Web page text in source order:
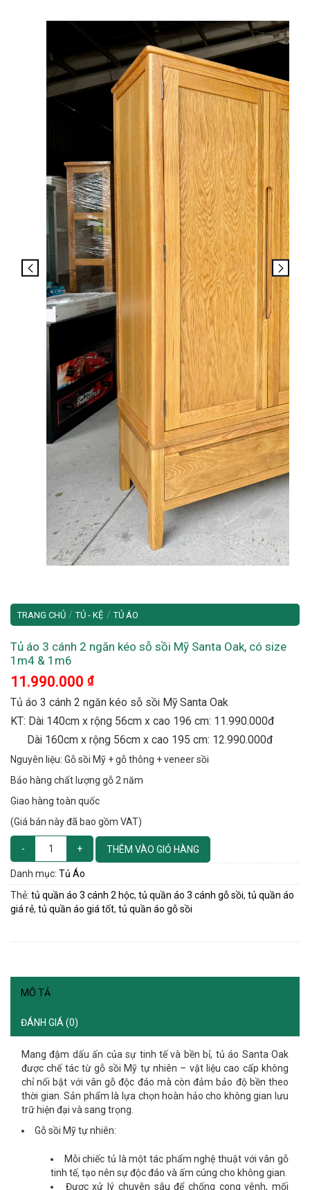
TRANG CHỦ / TỦ - KỆ / TỦ ÁO
Tủ áo 3 cánh 2 ngăn kéo sỗ sồi Mỹ Santa Oak, có size
1m4 & 1m6
11.990.000 ₫
Tủ áo 3 cánh 2 ngăn kéo sỗ sồi Mỹ Santa Oak
KT: Dài 140cm x rộng 56cm x cao 196 cm: 11.990.000đ
Dài 160cm x rộng 56cm x cao 195 cm: 12.990.000đ
Nguyên liệu: Gỗ sồi Mỹ + gỗ thông + veneer sồi
Bảo hàng chất lượng gỗ 2 năm
Giao hàng toàn quốc
(Giá bán này đã bao gồm VAT)
THÊM VÀO GIỎ HÀNG
Danh mục: Tủ Áo
Thẻ: tủ quần áo 3 cánh 2 hộc, tủ quần áo 3 cánh gỗ sồi, tủ quần áo
giá rẻ, tủ quần áo giá tốt, tủ quần áo gỗ sồi
MÔ TẢ
ĐÁNH GIÁ (0)
Mang đậm dấu ấn của sự tinh tế và bền bỉ, tủ áo Santa Oak
được chế tác từgỗ sồi Mỹ tự nhiên – vật liệu cao cấp không
chỉ nổi bật với vân gỗ độc đáo mà còn đảm bảo độ bền theo
thời gian. Sản phẩm là lựa chọn hoàn hảo cho không gian lưu
trữ hiện đại và sang trọng.
Gỗ sồi Mỹ tự nhiên:
Mỗi chiếc tủ là một tác phẩm nghệ thuật với vân gỗ
tinh tế, tạo nên sự độc đáo và ấm cúng cho không gian.
Được xử lý chuyên sâu để chống cong vênh, mối